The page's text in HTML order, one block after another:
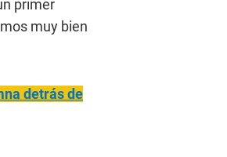
primer
muy bien
detrás de